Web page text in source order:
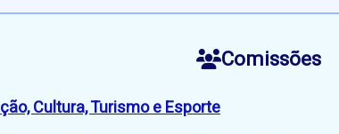
Comissões
Cultura, Turismo e Esporte